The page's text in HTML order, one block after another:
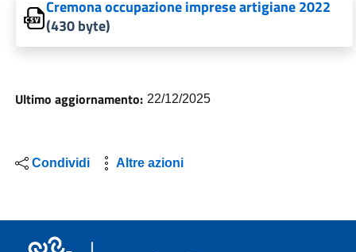
Cremona occupazione imprese artigiane 2022
(430 byte)
Ultimo aggiornamento: 22/12/2025
Condividi Altre azioni